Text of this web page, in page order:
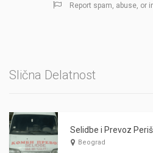
Report spam, abuse, or
Slična Delatnost
Selidbe i Prevoz
Beograd